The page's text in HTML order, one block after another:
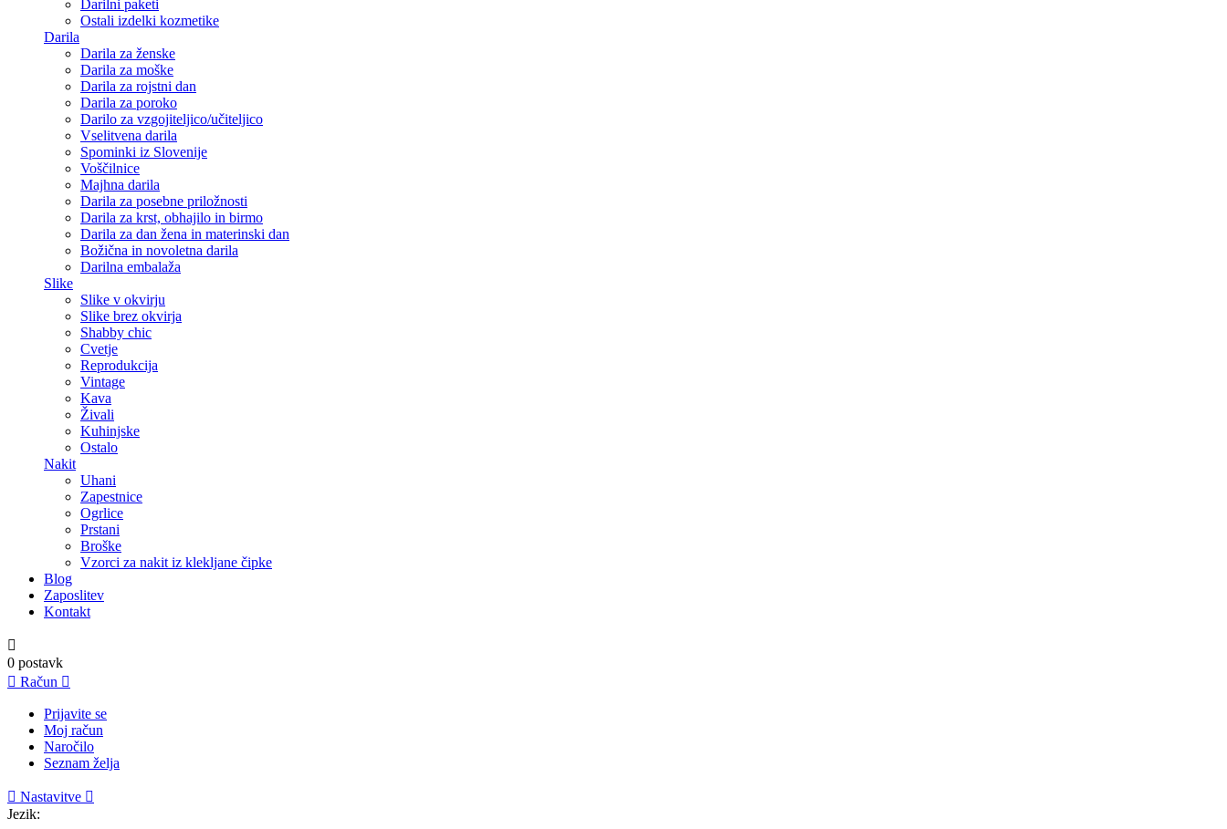
Darilni paketi
Ostali izdelki kozmetike
Darila
Darila za ženske
Darila za moške
Darila za rojstni dan
Darila za poroko
Darilo za vzgojiteljico/učiteljico
Vselitvena darila
Spominki iz Slovenije
Voščilnice
Majhna darila
Darila za posebne priložnosti
Darila za krst, obhajilo in birmo
Darila za dan žena in materinski dan
Božična in novoletna darila
Darilna embalaža
Slike
Slike v okvirju
Slike brez okvirja
Shabby chic
Cvetje
Reprodukcija
Vintage
Kava
Živali
Kuhinjske
Ostalo
Nakit
Uhani
Zapestnice
Ogrlice
Prstani
Broške
Vzorci za nakit iz klekljane čipke
Blog
Zaposlitev
Kontakt

0 postavk
 Račun 
Prijavite se
Moj račun
Naročilo
Seznam želja
 Nastavitve 
Jezik: